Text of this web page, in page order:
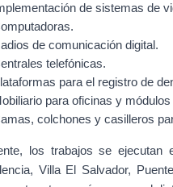
de sistemas de
de comunicación digital.
telefónicas.
para el registro de
para oficinas y
colchones y casilleros
los trabajos se
Villa El Salvador,